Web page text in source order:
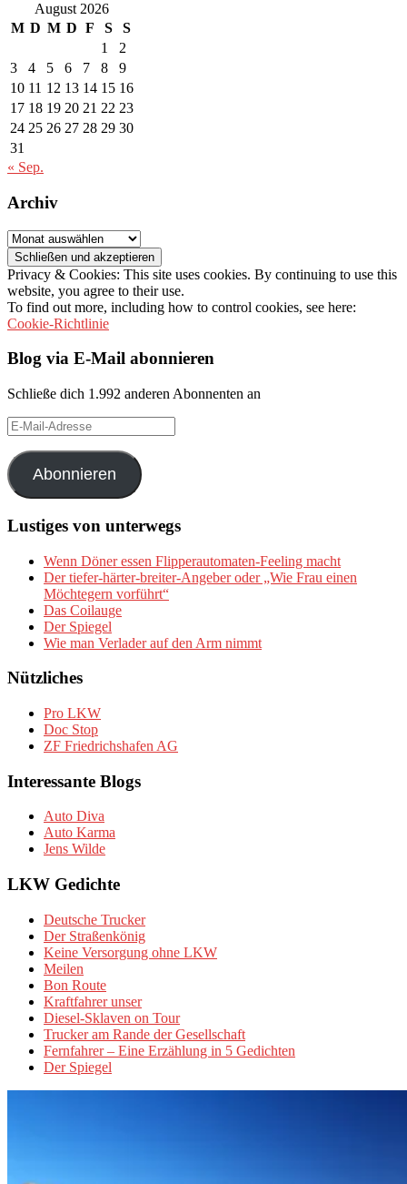
August 2026
M D M D F S
S
1
2
3
4 5 6 7 8
9
10 11 12 13 14 15 16
17 18 19 20 21 22 23
24 25 26 27 28 29 30
31
« Sep.
Archiv
Archiv
Privacy & Cookies: This site uses cookies. By continuing to use this
website, you agree to their use.
To find out more, including how to control cookies, see here:
Cookie-Richtlinie
Blog via E-Mail abonnieren
Schließe dich 1.992 anderen Abonnenten an
E-
Mail-
Adresse
Abonnieren
Lustiges von unterwegs
Wenn Döner essen Flipperautomaten-Feeling macht
Der tiefer-härter-breiter-Angeber oder „Wie Frau einen
Möchtegern vorführt“
Das Coilauge
Der Spiegel
Wie man Verlader auf den Arm nimmt
Nützliches
Pro LKW
Doc Stop
ZF Friedrichshafen AG
Interessante Blogs
Auto Diva
Auto Karma
Jens Wilde
LKW Gedichte
Deutsche Trucker
Der Straßenkönig
Keine Versorgung ohne LKW
Meilen
Bon Route
Kraftfahrer unser
Diesel-Sklaven on Tour
Trucker am Rande der Gesellschaft
Fernfahrer – Eine Erzählung in 5 Gedichten
Der Spiegel